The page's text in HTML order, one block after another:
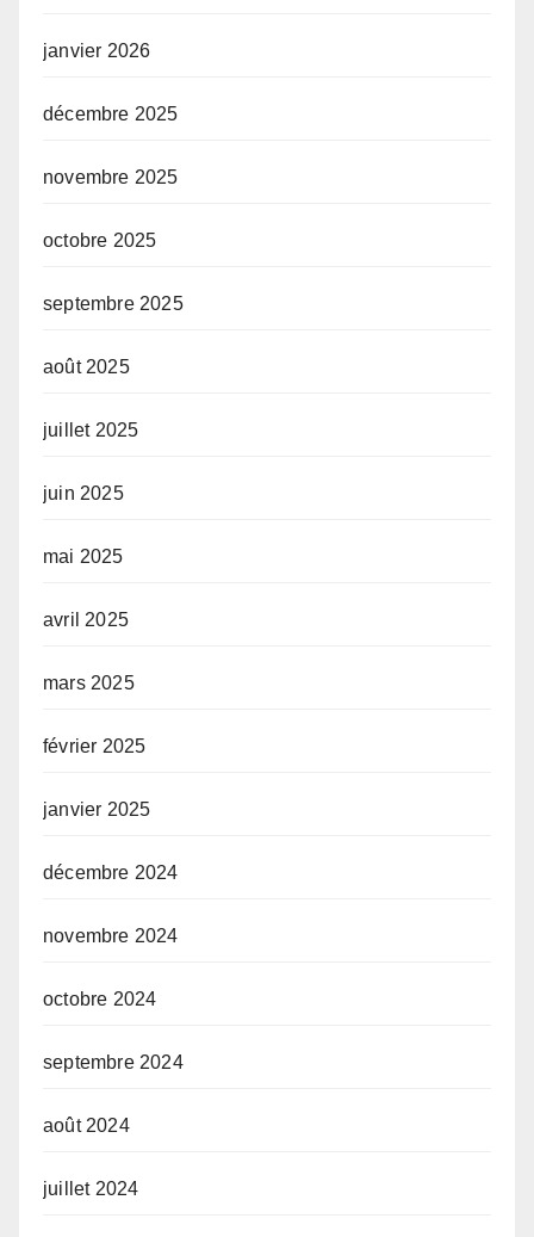
janvier 2026
décembre 2025
novembre 2025
octobre 2025
septembre 2025
août 2025
juillet 2025
juin 2025
mai 2025
avril 2025
mars 2025
février 2025
janvier 2025
décembre 2024
novembre 2024
octobre 2024
septembre 2024
août 2024
juillet 2024